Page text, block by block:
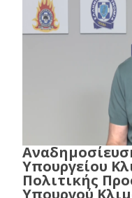
Υπουργείου
Πολιτικής